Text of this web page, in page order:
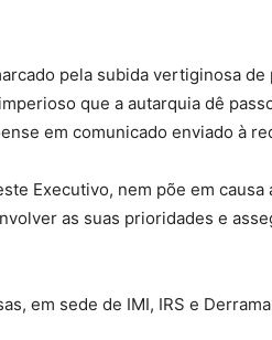
pela subida vertiginosa de
que a autarquia dê
em comunicado enviado à
Executivo, nem põe em causa
as suas prioridades e
em sede de IMI, IRS e